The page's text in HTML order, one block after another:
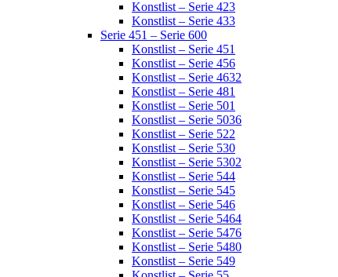
Konstlist – Serie 423
Konstlist – Serie 433
Serie 451 – Serie 600
Konstlist – Serie 451
Konstlist – Serie 456
Konstlist – Serie 4632
Konstlist – Serie 481
Konstlist – Serie 501
Konstlist – Serie 5036
Konstlist – Serie 522
Konstlist – Serie 530
Konstlist – Serie 5302
Konstlist – Serie 544
Konstlist – Serie 545
Konstlist – Serie 546
Konstlist – Serie 5464
Konstlist – Serie 5476
Konstlist – Serie 5480
Konstlist – Serie 549